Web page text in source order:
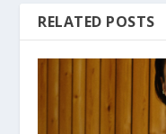
RELATED POSTS